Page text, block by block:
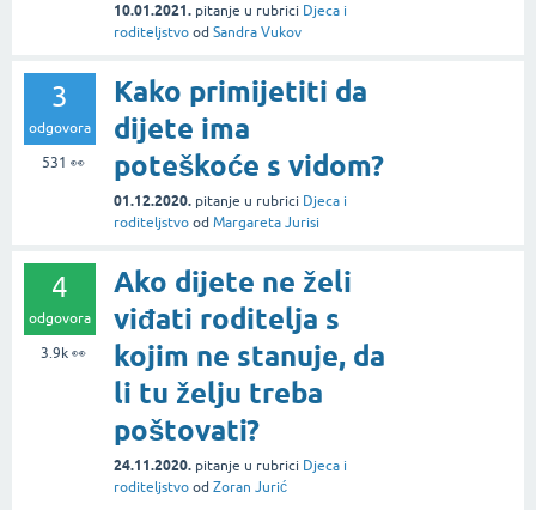
10.01.2021. pitanje u rubrici Djeca i
roditeljstvo od Sandra Vukov
3
odgovora
531 👀
Kako primijetiti da
dijete ima
poteškoće s vidom?
01.12.2020. pitanje u rubrici Djeca i
roditeljstvo od Margareta Jurisi
4
odgovora
3.9k👀
Ako dijete ne želi
viđati roditelja s
kojim ne stanuje, da
li tu želju treba
poštovati?
24.11.2020. pitanje u rubrici Djeca i
roditeljstvo od Zoran Jurić